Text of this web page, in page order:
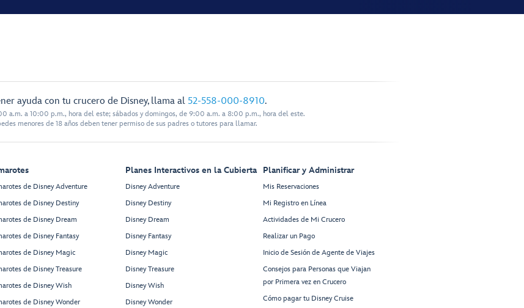
ayuda con tu crucero de Disney, llama al 52-558-000-8910.
a.m. a 10:00 p.m., hora del este; sábados y domingos, de 9:00 a.m. a 8:00 p.m., hora del este.
menores de 18 años deben tener permiso de sus padres o tutores para llamar.
de Disney Adventure
de Disney Destiny
de Disney Dream
de Disney Fantasy
de Disney Magic
de Disney Treasure
de Disney Wish
de Disney Wonder
Planes Interactivos en la Cubierta
Disney Adventure
Disney Destiny
Disney Dream
Disney Fantasy
Disney Magic
Disney Treasure
Disney Wish
Disney Wonder
Planificar y Administrar
Mis Reservaciones
Mi Registro en Línea
Actividades de Mi Crucero
Realizar un Pago
Inicio de Sesión de Agente de Viajes
Consejos para Personas que Viajan
por Primera vez en Crucero
Cómo pagar tu Disney Cruise